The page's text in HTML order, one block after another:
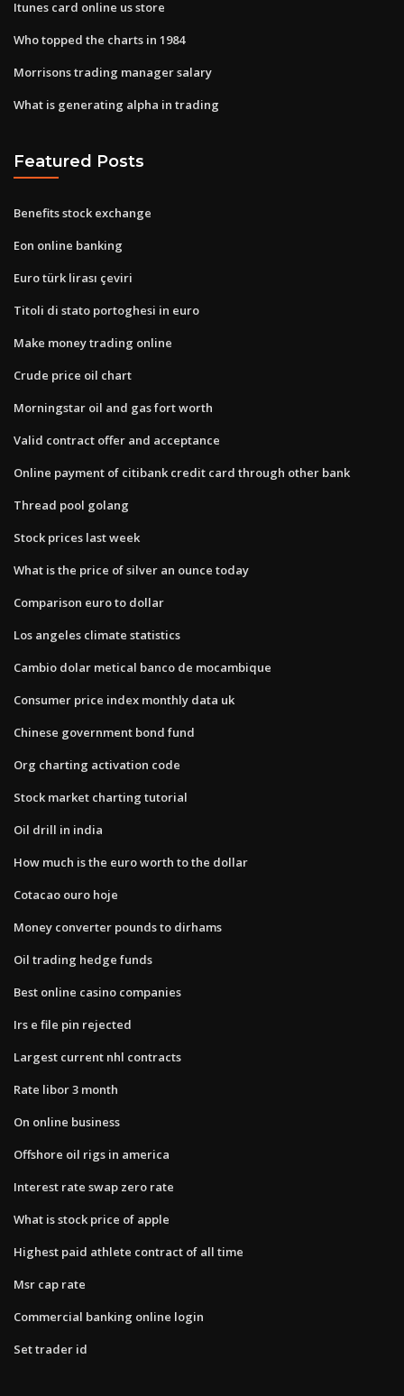
Itunes card online us store
Who topped the charts in 1984
Morrisons trading manager salary
What is generating alpha in trading
Featured Posts
Benefits stock exchange
Eon online banking
Euro türk lirası çeviri
Titoli di stato portoghesi in euro
Make money trading online
Crude price oil chart
Morningstar oil and gas fort worth
Valid contract offer and acceptance
Online payment of citibank credit card through other bank
Thread pool golang
Stock prices last week
What is the price of silver an ounce today
Comparison euro to dollar
Los angeles climate statistics
Cambio dolar metical banco de mocambique
Consumer price index monthly data uk
Chinese government bond fund
Org charting activation code
Stock market charting tutorial
Oil drill in india
How much is the euro worth to the dollar
Cotacao ouro hoje
Money converter pounds to dirhams
Oil trading hedge funds
Best online casino companies
Irs e file pin rejected
Largest current nhl contracts
Rate libor 3 month
On online business
Offshore oil rigs in america
Interest rate swap zero rate
What is stock price of apple
Highest paid athlete contract of all time
Msr cap rate
Commercial banking online login
Set trader id